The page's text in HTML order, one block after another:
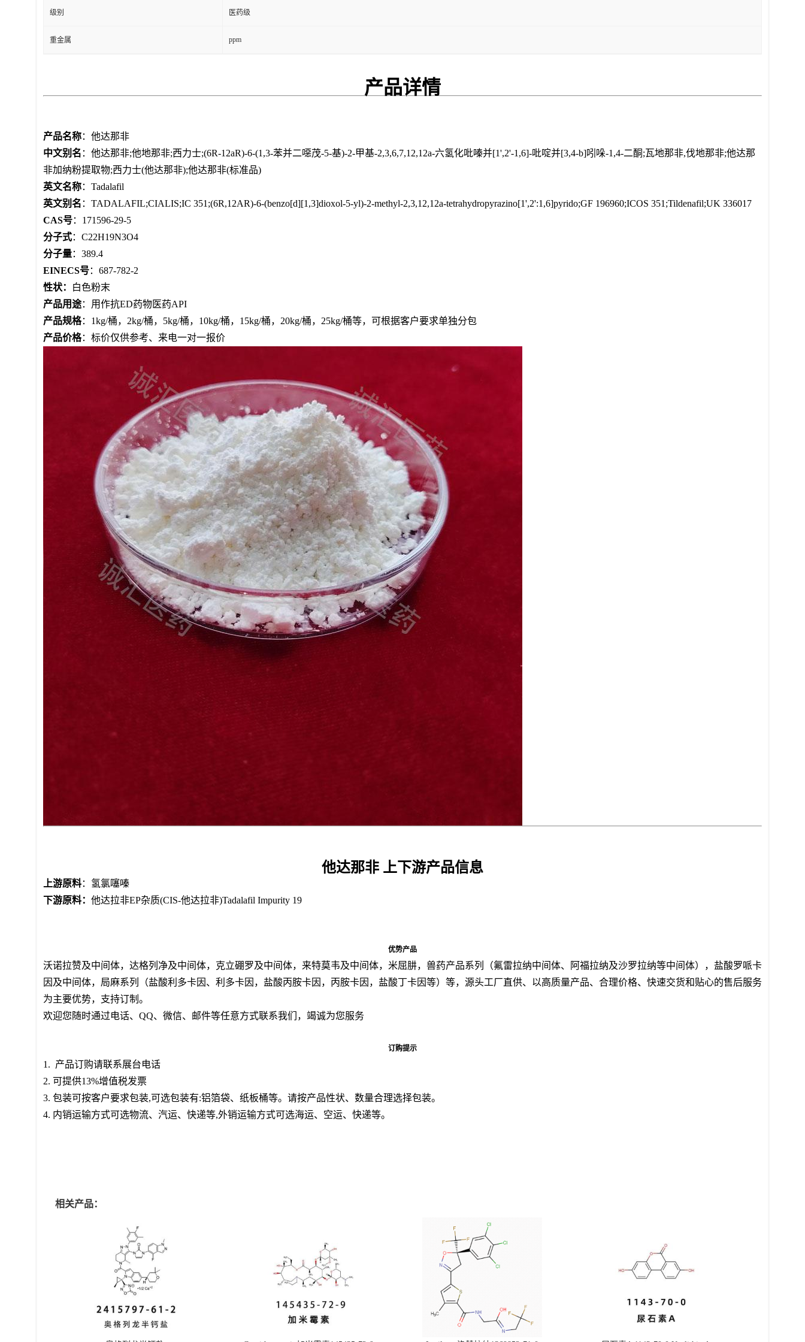
级别 医药级
重金属 ppm
产品详情
产品名称：他达那非
中文别名 ：他达那非;他地那非;西力士;(6R-12aR)-6-(1,3-苯并二噁茂-5-基)-2-甲基-2,3,6,7,12,12a-六氢化吡嗪并[1',2'-1,6]-吡啶并[3,4-b]吲哚-1,4-二酮;瓦地那非,伐地那非;他达那
非加纳粉提取物;西力士(他达那非);他达那非(标准品)
英文名称：Tadalafil
英文别名 ：TADALAFIL;CIALIS;IC 351;(6R,12AR)-6-(benzo[d][1,3]dioxol-5-yl)-2-methyl-2,3,12,12a-tetrahydropyrazino[1',2':1,6]pyrido;GF 196960;ICOS 351;Tildenafil;UK 336017
CAS号：171596-29-5
分子式：C22H19N3O4
分子量：389.4
EINECS号：687-782-2
性状：
白色粉末
产品用途：用作抗ED药物医药API
产品规格：1kg/桶，2kg/桶，5kg/桶，10kg/桶，15kg/桶，20kg/桶，25kg/桶等，可根据客户要求单独分包
产品价格：标价仅供参考、来电一对一报价
他达那非 上下游产品信息
上游原料：氢氯噻嗪
下游原料： 他达拉非EP杂质(CIS-他达拉非)Tadalafil Impurity 19
优势产品
沃诺拉赞及中间体，达格列净及中间体，克立硼罗及中间体，来特莫韦及中间体，米屈肼，兽药产品系列（氟雷拉纳中间体、阿福拉纳及沙罗拉纳等中间体），盐酸罗哌卡
因及中间体，局麻系列（盐酸利多卡因、利多卡因，盐酸丙胺卡因，丙胺卡因，盐酸丁卡因等）等，源头工厂直供、以高质量产品、合理价格、快速交货和贴心的售后服务
为主要优势，支持订制。
欢迎您随时通过电话、QQ、微信、邮件等任意方式联系我们，竭诚为您服务
订购提示
1. 产品订购请联系展台电话
2. 可提供13%增值税发票
3. 包装可按客户要求包装,可选包装有:铝箔袋、纸板桶等。请按产品性状、数量合理选择包装。
4. 内销运输方式可选物流、汽运、快递等,外销运输方式可选海运、空运、快递等。
相关产品：